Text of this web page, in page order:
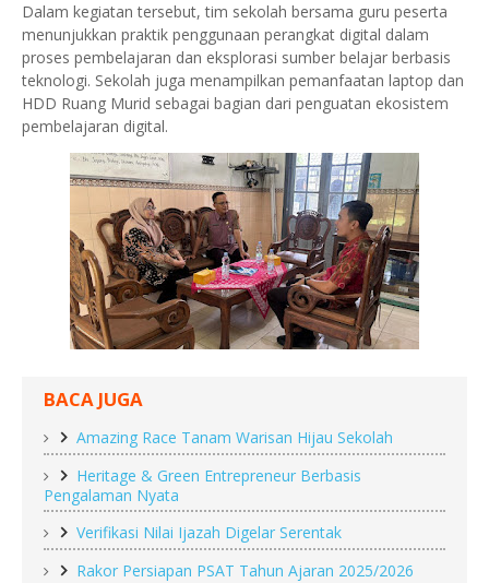
Dalam kegiatan tersebut, tim sekolah bersama guru peserta
menunjukkan praktik penggunaan perangkat digital dalam
proses pembelajaran dan eksplorasi sumber belajar berbasis
teknologi. Sekolah juga menampilkan pemanfaatan laptop dan
HDD Ruang Murid sebagai bagian dari penguatan ekosistem
pembelajaran digital.
BACA JUGA
Amazing Race Tanam Warisan Hijau Sekolah
Heritage & Green Entrepreneur Berbasis
Pengalaman Nyata
Verifikasi Nilai Ijazah Digelar Serentak
Rakor Persiapan PSAT Tahun Ajaran 2025/2026